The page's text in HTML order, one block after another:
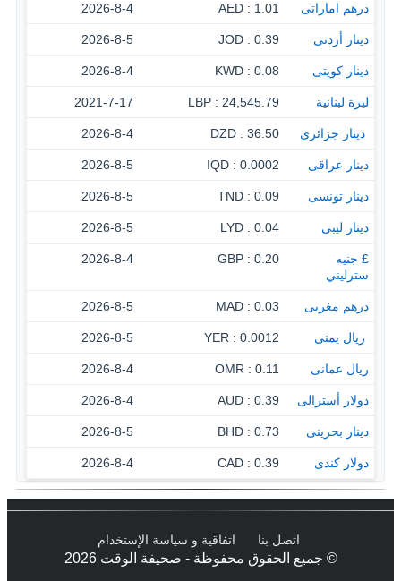
درهم اماراتى 1.01 : AED
2026-8-4
دينار أردنى 0.39 : JOD
2026-8-5
دينار كويتى 0.08 : KWD
2026-8-4
ليرة لبنانية 24,545.79 : LBP
2021-7-17
‏ دينار جزائرى 36.50 : DZD
2026-8-4
دينار عراقى 0.0002 : IQD
2026-8-5
دينار تونسى 0.09 : TND
2026-8-5
دينار ليبى 0.04 : LYD
2026-8-5
£ جنيه
سترليني
0.20 : GBP
2026-8-4
درهم مغربى 0.03 : MAD
2026-8-5
‏ ريال يمنى 0.0012 : YER
2026-8-5
ريال عمانى 0.11 : OMR
2026-8-4
دولار أسترالى 0.39 : AUD
2026-8-4
دينار بحرينى 0.73 : BHD
2026-8-5
دولار كندى 0.39 : CAD
2026-8-4
اتصل بنا اتفاقية و سياسة الإستخدام
© جميع الحقوق محفوظة - صحيفة الوقت 2026